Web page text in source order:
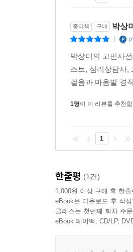
2014년, 베를린에서
나는 이미 5년 전에,
조각처럼 잘생겼다고
찾은 꿈을 향해 미친
나는 2014년 인터뷰
“당신의 이름은 무엇
춤추고 있을 거야. 10
-꿈을 묻고 의미를 묻
종이책 구매 박상
박상미의 고민사
스트, 심리상담사,
걸음과 마음밭 경
1명이 이 리뷰를 추천
1
한줄평 (1건)
1,000원 이상 구매 후 한줄
eBook은 다운로드 후 작
클래스는 첫번째 회차 주
eBook 페이백, CD/LP,